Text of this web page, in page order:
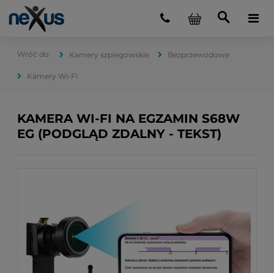
Kamery szpiegowskie Bezprzewodowe
Kamery Wi-Fi
KAMERA WI-FI NA EGZAMIN S68W
EG (PODGLĄD ZDALNY - TEKST)